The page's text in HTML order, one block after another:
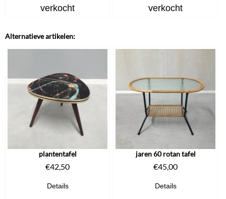
verkocht verkocht
Alternatieve artikelen:
plantentafel
€42,50
Details
jaren 60 rotan tafel
€45,00
Details